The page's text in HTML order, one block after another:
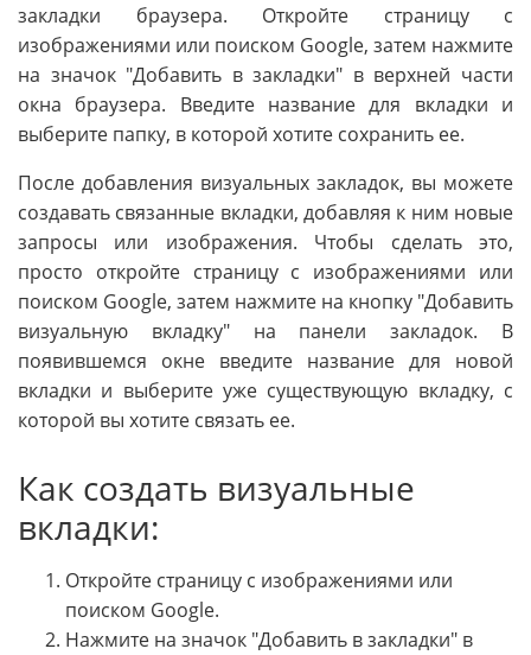
закладки браузера. Откройте страницу с
изображениями или поиском Google, затем нажмите
на значок "Добавить в закладки" в верхней части
окна браузера. Введите название для вкладки и
выберите папку, в которой хотите сохранить ее.
После добавления визуальных закладок, вы можете
создавать связанные вкладки, добавляя к ним новые
запросы или изображения. Чтобы сделать это,
просто откройте страницу с изображениями или
поиском Google, затем нажмите на кнопку "Добавить
визуальную вкладку" на панели закладок. В
появившемся окне введите название для новой
вкладки и выберите уже существующую вкладку, с
которой вы хотите связать ее.
Как создать визуальные
вкладки:
Откройте страницу с изображениями или
поиском Google.
Нажмите на значок "Добавить в закладки" в